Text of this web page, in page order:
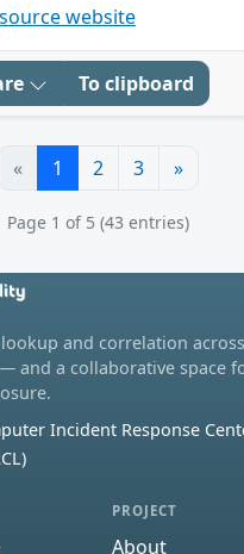
website
To clipboard
« 1 2 3 »
Page 1 of 5 (43 entries)
and correlation across
and a collaborative space
Incident Response
PROJECT
About